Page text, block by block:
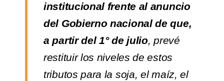
institucional frente al anuncio
del Gobierno nacional de que,
a partir del 1° de julio, prevé
restituir los niveles de estos
tributos para la soja, el maíz, el